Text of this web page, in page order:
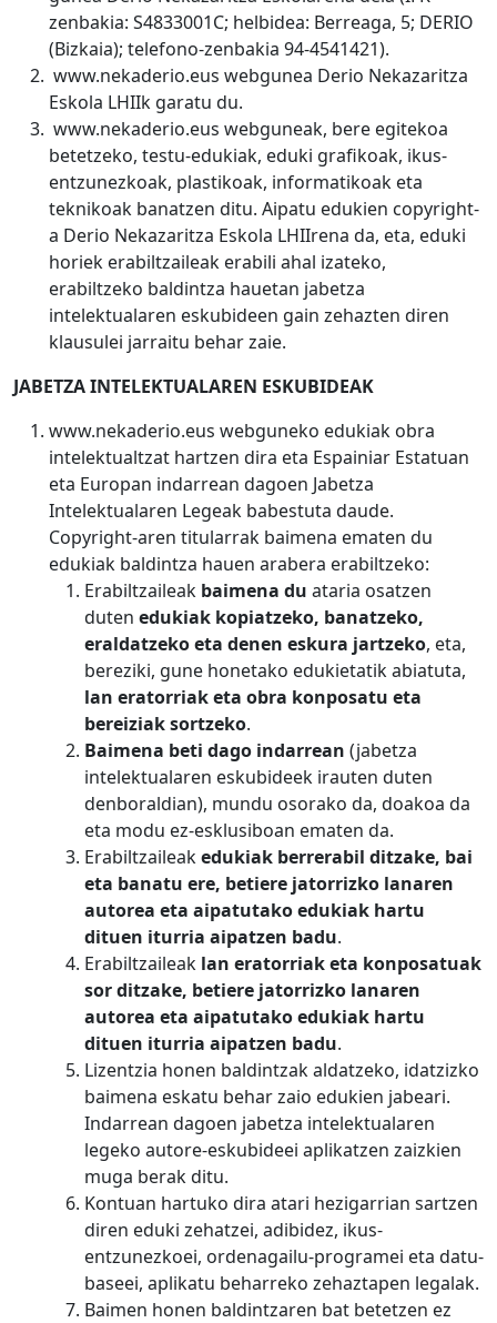
zenbakia: S4833001C; helbidea: Berreaga, 5; DERIO
(Bizkaia); telefono-zenbakia 94-4541421).
www.nekaderio.eus webgunea Derio Nekazaritza
Eskola LHIIk garatu du.
www.nekaderio.eus webguneak, bere egitekoa
betetzeko, testu-edukiak, eduki grafikoak, ikus-
entzunezkoak, plastikoak, informatikoak eta
teknikoak banatzen ditu. Aipatu edukien copyright-
a Derio Nekazaritza Eskola LHIIrena da, eta, eduki
horiek erabiltzaileak erabili ahal izateko,
erabiltzeko baldintza hauetan jabetza
intelektualaren eskubideen gain zehazten diren
klausulei jarraitu behar zaie.
JABETZA INTELEKTUALAREN ESKUBIDEAK
www.nekaderio.eus webguneko edukiak obra
intelektualtzat hartzen dira eta Espainiar Estatuan
eta Europan indarrean dagoen Jabetza
Intelektualaren Legeak babestuta daude.
Copyright-aren titularrak baimena ematen du
edukiak baldintza hauen arabera erabiltzeko:
Erabiltzaileak baimena du ataria osatzen
duten edukiak kopiatzeko, banatzeko,
eraldatzeko eta denen eskura jartzeko, eta,
bereziki, gune honetako edukietatik abiatuta,
lan eratorriak eta obra konposatu eta
bereiziak sortzeko.
Baimena beti dago indarrean (jabetza
intelektualaren eskubideek irauten duten
denboraldian), mundu osorako da, doakoa da
eta modu ez-esklusiboan ematen da.
Erabiltzaileakedukiak berrerabil ditzake, bai
eta banatu ere, betiere jatorrizko lanaren
autorea eta aipatutako edukiak hartu
dituen iturria aipatzen badu.
Erabiltzaileak lan eratorriak eta konposatuak
sor ditzake, betiere jatorrizko lanaren
autorea eta aipatutako edukiak hartu
dituen iturria aipatzen badu.
Lizentzia honen baldintzak aldatzeko, idatzizko
baimena eskatu behar zaio edukien jabeari.
Indarrean dagoen jabetza intelektualaren
legeko autore-eskubideei aplikatzen zaizkien
muga berak ditu.
Kontuan hartuko dira atari hezigarrian sartzen
diren eduki zehatzei, adibidez, ikus-
entzunezkoei, ordenagailu-programei eta datu-
baseei, aplikatu beharreko zehaztapen legalak.
Baimen honen baldintzaren bat betetzen ez